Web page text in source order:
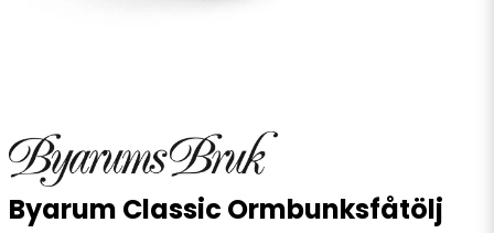
Byarum Classic Ormbunksfåtölj